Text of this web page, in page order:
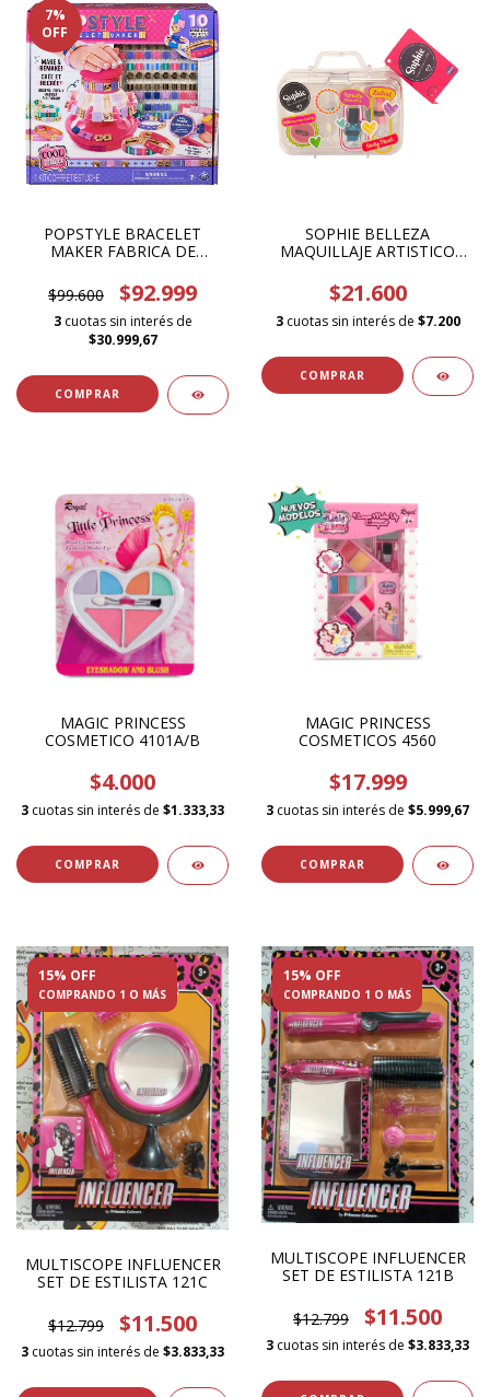
7%
OFF
POPSTYLE BRACELET
MAKER FABRICA DE
$99.600
$92.999
3 cuotas sin interés de
$30.999,67
SOPHIE BELLEZA
MAQUILLAJE ARTISTICO
$21.600
3 cuotas sin interés de $7.200
MAGIC PRINCESS
COSMETICO 4101A/B
$4.000
3 cuotas sin interés de $1.333,33
MAGIC PRINCESS
COSMETICOS 4560
$17.999
3 cuotas sin interés de $5.999,67
15% OFF
COMPRANDO 1 O MÁS
MULTISCOPE INFLUENCER
SET DE ESTILISTA 121C
$12.799 $11.500
3 cuotas sin interés de $3.833,33
15% OFF
COMPRANDO 1 O MÁS
MULTISCOPE INFLUENCER
SET DE ESTILISTA 121B
$12.799 $11.500
3 cuotas sin interés de $3.833,33